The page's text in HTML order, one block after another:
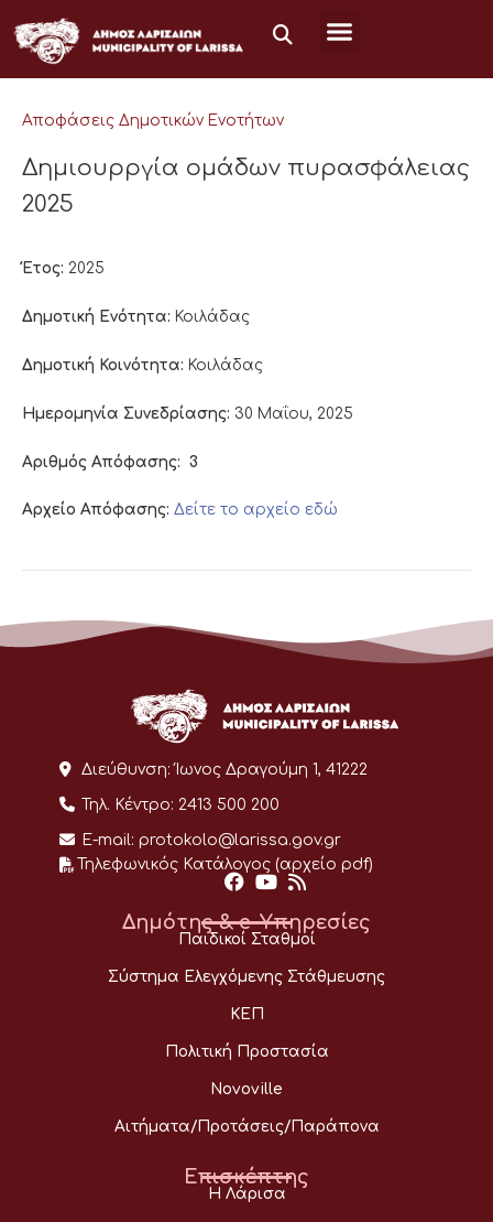
στο
περιεχόμενο
Αποφάσεις Δημοτικών Ενοτήτων
Δημιουρργία ομάδων πυρασφάλειας
2025
Έτος: 2025
Δημοτική Ενότητα: Κοιλάδας
Δημοτική Κοινότητα: Κοιλάδας
Ημερομηνία Συνεδρίασης: 30 Μαΐου, 2025
Αριθμός Απόφασης: 3
Αρχείο Απόφασης: Δείτε το αρχείο εδώ
Διεύθυνση: Ίωνος Δραγούμη 1, 41222
Τηλ. Κέντρο: 2413 500 200
E-mail: protokolo@larissa.gov.gr
Τηλεφωνικός Κατάλογος (αρχείο pdf)
Δημότης & e-Υπηρεσίες
Παιδικοί Σταθμοί
Σύστημα Ελεγχόμενης Στάθμευσης
ΚΕΠ
Πολιτική Προστασία
Novoville
Αιτήματα/Προτάσεις/Παράπονα
Επισκέπτης
Η Λάρισα